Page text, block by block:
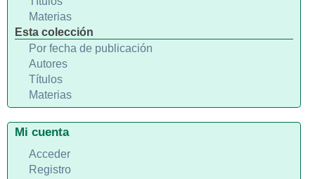
Materias
Esta colección
Por fecha de publicación
Autores
Títulos
Materias
Mi cuenta
Acceder
Registro